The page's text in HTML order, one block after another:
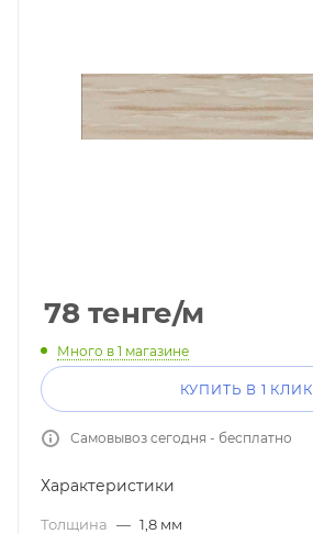
78 тенге/м
Много в 1 магазине
КУПИТЬ В 1 КЛИК
Самовывоз сегодня - бесплатно
Характеристики
Толщина — 1,8 мм